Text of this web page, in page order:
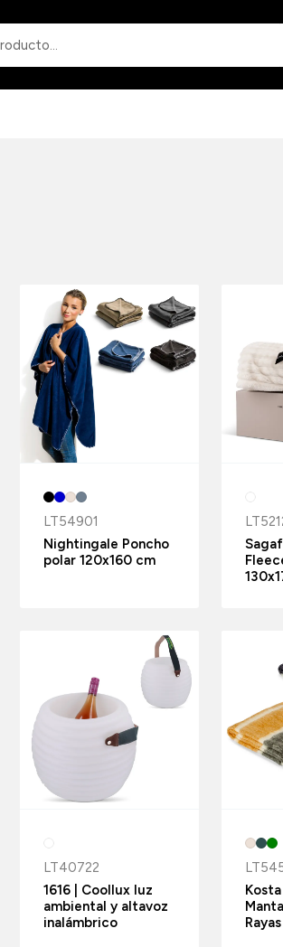
LT54901
Nightingale Poncho
polar 120x160 cm
LT40722
1616 | Coollux luz
ambiental y altavoz
inalámbrico
Rayas